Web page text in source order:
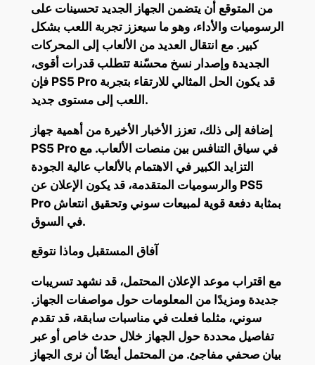
من المتوقع أن يتضمن الجهاز الجديد تحسينات على
الرسوميات والأداء، وهو ما سيعزز تجربة اللعب بشكل
كبير. مع انتقال العديد من الألعاب إلى المحركات
الجديدة وإصدار نسخ محسّنة تتطلب قدرات أقوى،
فإن PS5 Pro قد يكون الحل المثالي للارتقاء بتجربة
اللعب إلى مستوى جديد.
إضافة إلى ذلك، تعزز الأخبار الأخيرة من أهمية جهاز
PS5 Pro في سياق التنافس بين منصات الألعاب. مع
التزايد الكبير في الاهتمام بالألعاب عالية الجودة
والرسوميات المتقدمة، قد يكون الإعلان عن PS5
Pro بمثابة دفعة قوية لمبيعات سوني وتحقيق انتعاش
في السوق.
آفاق المستقبل وماذا نتوقع
مع اقتراب موعد الإعلان المحتمل، قد نشهد تسريبات
جديدة ومزيدًا من المعلومات حول مواصفات الجهاز.
سوني، مثلما فعلت في مناسبات سابقة، قد تقدم
تفاصيل محددة حول الجهاز خلال حدث خاص أو عبر
بيان صحفي مفاجئ. من المحتمل أيضًا أن نرى الجهاز